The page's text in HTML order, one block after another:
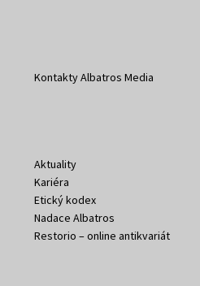
Kontakty Albatros Media
Aktuality
Kariéra
Etický kodex
Nadace Albatros
Restorio – online antikvariát